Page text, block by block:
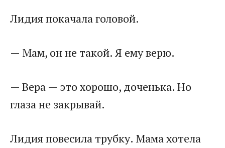
Лидия покачала головой.
— Мам, он не такой. Я ему верю.
— Вера — это хорошо, доченька. Но
глаза не закрывай.
Лидия повесила трубку. Мама хотела